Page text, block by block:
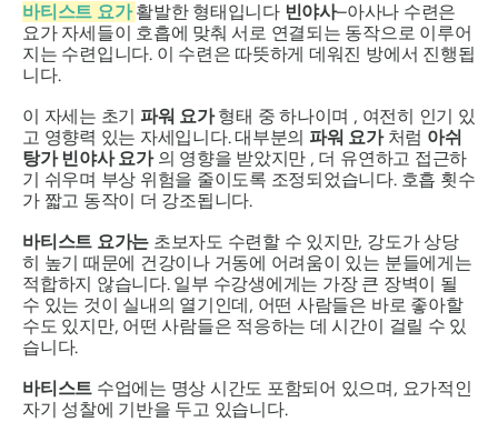
바티스트 요가 활발한 형태입니다 빈야사–아사나 수련은
요가 자세들이 호흡에 맞춰 서로 연결되는 동작으로 이루어
지는 수련입니다. 이 수련은 따뜻하게 데워진 방에서 진행됩
니다.
이 자세는 초기 파워 요가형태 중 하나이며 , 여전히 인기 있
고 영향력 있는 자세입니다. 대부분의 파워 요가처럼 아쉬
탕가 빈야사 요가의 영향을 받았지만 , 더 유연하고 접근하
기 쉬우며 부상 위험을 줄이도록 조정되었습니다. 호흡 횟수
가 짧고 동작이 더 강조됩니다.
바티스트 요가는 초보자도 수련할 수 있지만, 강도가 상당
히 높기 때문에 건강이나 거동에 어려움이 있는 분들에게는
적합하지 않습니다. 일부 수강생에게는 가장 큰 장벽이 될
수 있는 것이 실내의 열기인데, 어떤 사람들은 바로 좋아할
수도 있지만, 어떤 사람들은 적응하는 데 시간이 걸릴 수 있
습니다.
바티스트 수업에는 명상 시간도 포함되어 있으며, 요가적인
자기 성찰에 기반을 두고 있습니다.